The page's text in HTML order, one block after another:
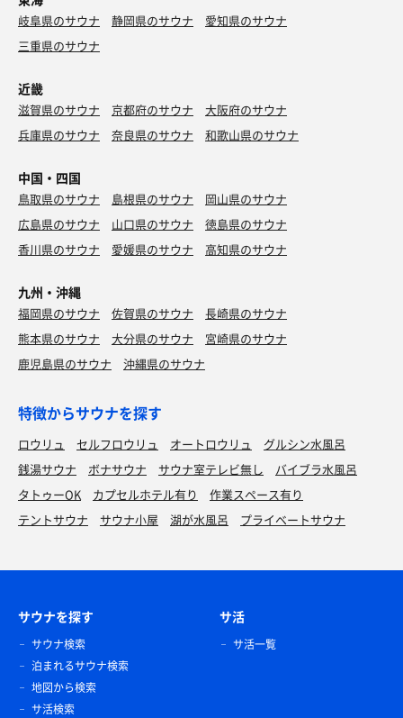
岐阜県のサウナ 静岡県のサウナ
愛知県のサウナ
三重県のサウナ
近畿
滋賀県のサウナ 京都府のサウナ
大阪府のサウナ
兵庫県のサウナ
奈良県のサウナ 和歌山県のサウナ
中国・四国
鳥取県のサウナ 島根県のサウナ
岡山県のサウナ
広島県のサウナ
山口県のサウナ
徳島県のサウナ
香川県のサウナ
愛媛県のサウナ 高知県のサウナ
九州・沖縄
福岡県のサウナ 佐賀県のサウナ
長崎県のサウナ
熊本県のサウナ
大分県のサウナ
宮崎県のサウナ
鹿児島県のサウナ
沖縄県のサウナ
特徴からサウナを探す
ロウリュ セルフロウリュ オートロウリュ
グルシン水風呂
銭湯サウナ
ボナサウナ サウナ室テレビ無し
バイブラ水風呂
タトゥーOK
カプセルホテル有り
作業スペース有り
テントサウナ
サウナ小屋 湖が水風呂 プライベートサウナ
サウナを探す
サウナ検索
泊まれるサウナ検索
地図から検索
サ活検索
サ活
サ活一覧